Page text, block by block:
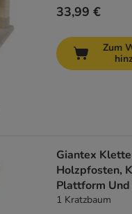
33,99 €
Zum
Giantex
Holzpfosten,
Plattform
1 Kratzbaum